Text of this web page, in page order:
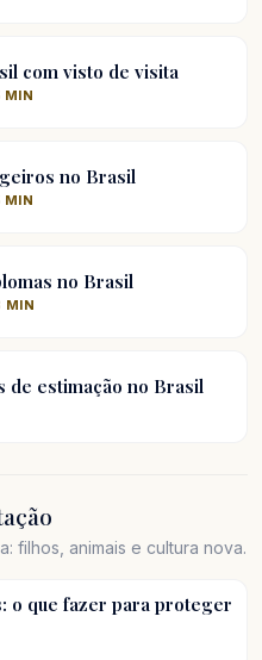
com visto de visita
MIN
no Brasil
MIN
no Brasil
MIN
de estimação no Brasil
filhos, animais e cultura nova.
o que fazer para proteger